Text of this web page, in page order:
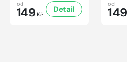
od
149 Kč
Detail
od
149